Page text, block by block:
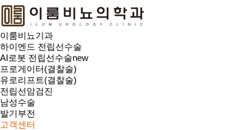
이룸비뇨기과
하이엔드 전립선수술
AI로봇 전립선수술new
프로게이터(결찰술)
유로리프트(결찰술)
전립선암검진
남성수술
발기부전
고객센터